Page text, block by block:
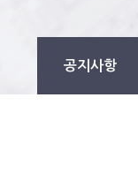
공지사항